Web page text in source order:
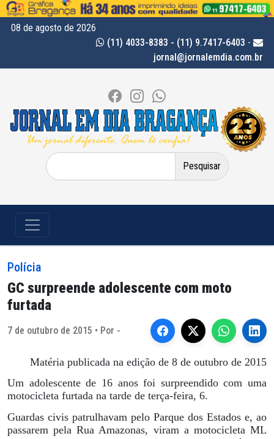
08 de agosto de 2026
(11) 4033-8383 - (11) 9.7417-6403 -
jornal@jornalemdia.com.br
Pesquisar
por:
Polícia
GC surpreende adolescente com moto
furtada
7 de outubro de 2015 • Por -
Matéria publicada na edição de 8 de outubro de 2015
Um adolescente de 16 anos foi surpreendido com uma
motocicleta furtada na tarde de terça-feira, 6.
Guardas civis patrulhavam pelo Parque dos Estados e, ao
passarem pela Rua Amazonas, viram a motocicleta ML